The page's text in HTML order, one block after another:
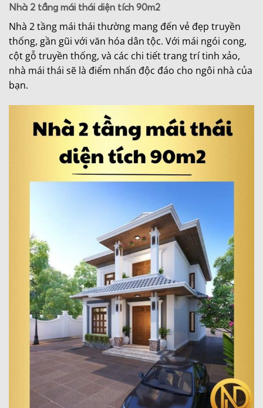
Nhà 2 tầng mái thái diện tích 90m2
Nhà 2 tầng mái thái thường mang đến vẻ đẹp truyền
thống, gần gũi với văn hóa dân tộc. Với mái ngói cong,
cột gỗ truyền thống, và các chi tiết trang trí tinh xảo,
nhà mái thái sẽ là điểm nhấn độc đáo cho ngôi nhà của
bạn.